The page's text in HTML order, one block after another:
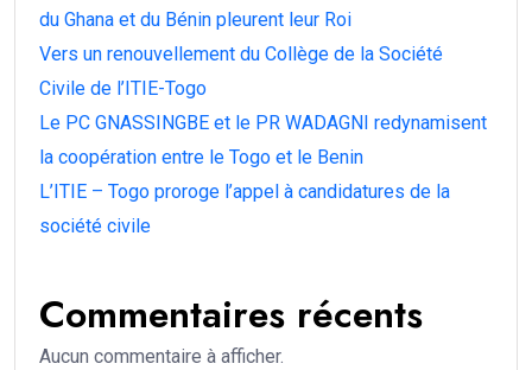
du Ghana et du Bénin pleurent leur Roi
Vers un renouvellement du Collège de la Société
Civile de l’ITIE-Togo
Le PC GNASSINGBE et le PR WADAGNI redynamisent
la coopération entre le Togo et le Benin
L’ITIE – Togo proroge l’appel à candidatures de la
société civile
Commentaires récents
Aucun commentaire à afficher.